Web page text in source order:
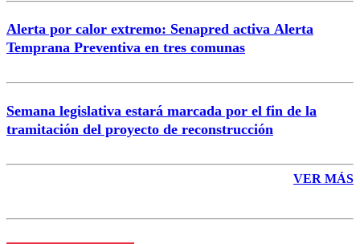
Alerta por calor extremo: Senapred activa Alerta
Temprana Preventiva en tres comunas
Semana legislativa estará marcada por el fin de la
tramitación del proyecto de reconstrucción
VER MÁS